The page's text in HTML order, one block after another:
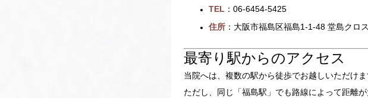
TEL ：06-6454-5425
住所 ：大阪市福島区福島1-1-48 堂島クロ
最寄り駅からのアクセス
当院へは、複数の駅から徒歩でお越しいただけま
ただし、同じ「福島駅」でも路線によって距離